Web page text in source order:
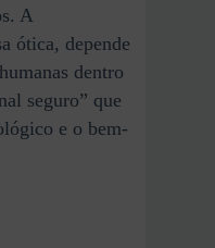
A
ótica, depende
dentro
seguro” que
e o bem-